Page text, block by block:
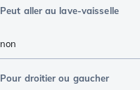
Peut aller au lave-vaisselle
non
Pour droitier ou gaucher